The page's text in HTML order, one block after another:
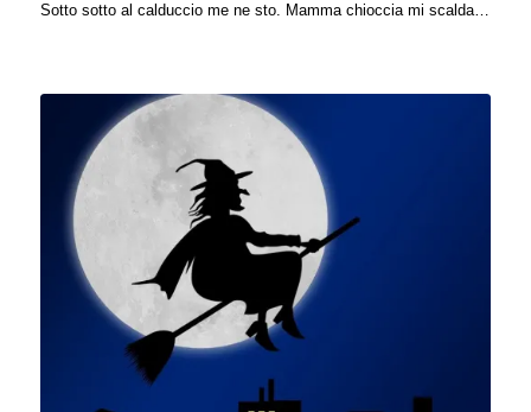
Sotto sotto al calduccio me ne sto. Mamma chioccia mi scalda…